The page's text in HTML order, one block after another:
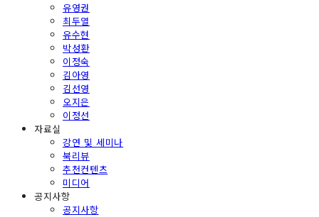
유영권
최두열
유수현
박성환
이정숙
김아영
김선영
오지은
이정선
자료실
강연 및 세미나
북리뷰
추천컨텐츠
미디어
공지사항
공지사항